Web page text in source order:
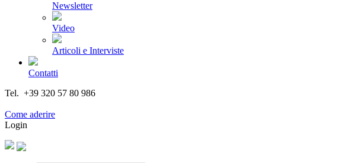
Newsletter
Video
Articoli e Interviste
Contatti
Tel. +39 320 57 80 986
Come aderire
Login